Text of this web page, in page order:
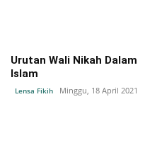
Urutan Wali Nikah Dalam
Islam
Lensa Fikih Minggu, 18 April 2021